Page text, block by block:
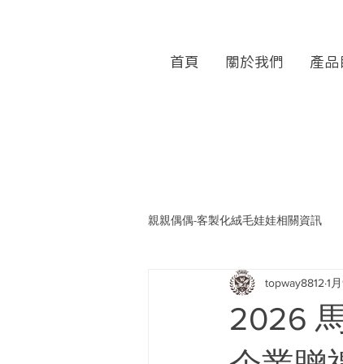
首頁 關於我們 產品
親親偶偶-客製化絨毛娃娃相關資訊
2026
topway8812 1